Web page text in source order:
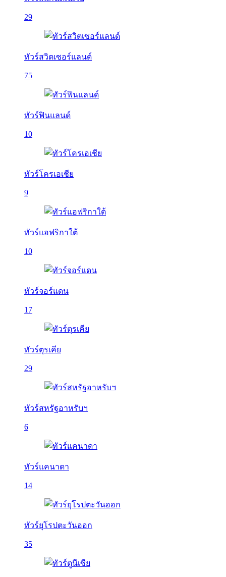
29
ทัวร์สวิตเซอร์แลนด์
75
ทัวร์ฟินแลนด์
10
ทัวร์โครเอเชีย
9
ทัวร์แอฟริกาใต้
10
ทัวร์จอร์แดน
17
ทัวร์ตุรเคีย
29
ทัวร์สหรัฐอาหรับฯ
6
ทัวร์แคนาดา
14
ทัวร์ยุโรปตะวันออก
35